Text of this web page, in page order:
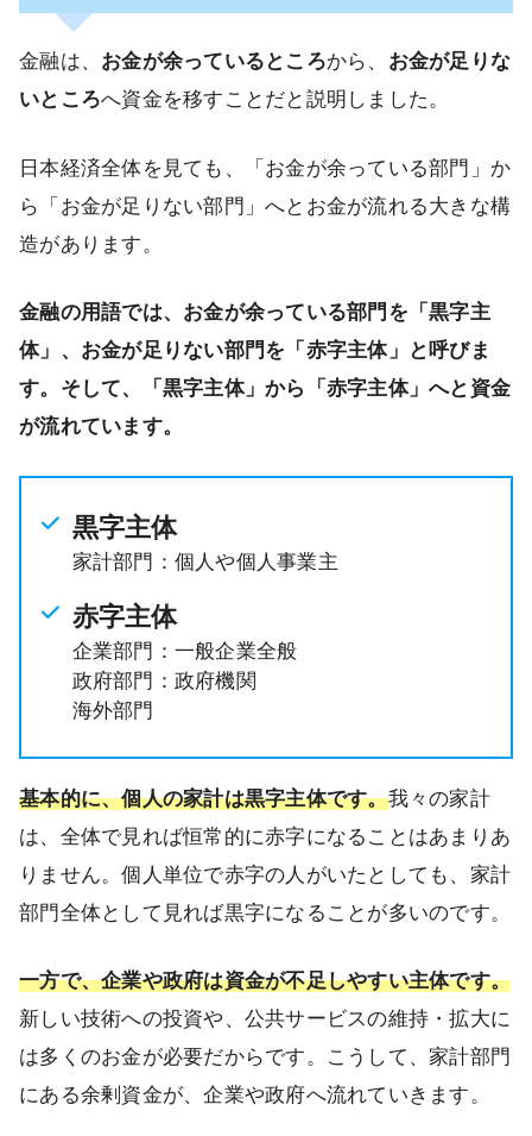
金融は、 お金が余っているところから、 お金が足りな
いところへ資金を移すことだと説明しました。
日本経済全体を見ても、「お金が余っている部門」か
ら「お金が足りない部門」へとお金が流れる大きな構
造があります。
金融の用語では、お金が余っている部門を「黒字主
体」、お金が足りない部門を「赤字主体」と呼びま
す。そして、「黒字主体」から「赤字主体」へと資金
が流れています。
黒字主体
家計部門：個人や個人事業主
赤字主体
企業部門：一般企業全般
政府部門：政府機関
海外部門
基本的に、個人の家計は黒字主体です。我々の家計
は、全体で見れば恒常的に赤字になることはあまりあ
りません。個人単位で赤字の人がいたとしても、家計
部門全体として見れば黒字になることが多いのです。
一方で、企業や政府は資金が不足しやすい主体です。
新しい技術への投資や、公共サービスの維持・拡大に
は多くのお金が必要だからです。こうして、家計部門
にある余剰資金が、企業や政府へ流れていきます。